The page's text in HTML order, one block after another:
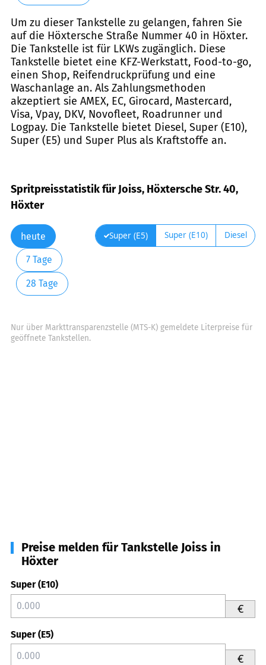
Um zu dieser Tankstelle zu gelangen, fahren Sie
auf die Höxtersche Straße Nummer 40 in Höxter.
Die Tankstelle ist für LKWs zugänglich. Diese
Tankstelle bietet eine KFZ-Werkstatt, Food-to-go,
einen Shop, Reifendruckprüfung und eine
Waschanlage an. Als Zahlungsmethoden
akzeptiert sie AMEX, EC, Girocard, Mastercard,
Visa, Vpay, DKV, Novofleet, Roadrunner und
Logpay. Die Tankstelle bietet Diesel, Super (E10),
Super (E5) und Super Plus als Kraftstoffe an.
Spritpreisstatistik für Joiss, Höxtersche Str. 40,
Höxter
heute
7 Tage
28 Tage
Super (E5) Super (E10) Diesel
Nur über Markttransparenzstelle (MTS-K) gemeldete Literpreise für
geöffnete Tankstellen.
Preise melden für Tankstelle Joiss in
Höxter
Super (E10)
€
Super (E5)
€